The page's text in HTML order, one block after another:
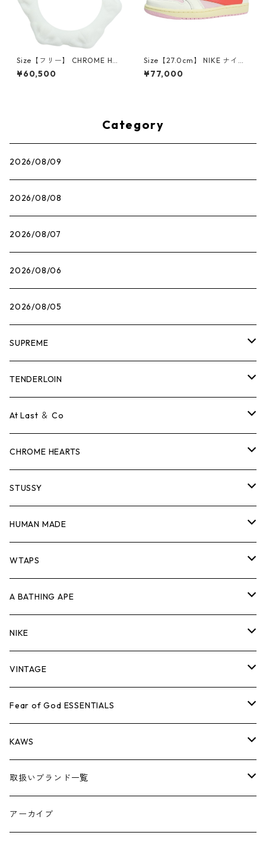
Size【フリー】 CHROME HEA
RTS クロム・ハーツ CH Cross
SINGLE Hoop Earring WHITE
¥60,500
Size【27.0cm】 NIKE ナイキ
×Travis Scott AIR JORDAN 1
LOW OG SP Muslin/Shy Pink
¥77,000
Category
2026/08/09
2026/08/08
2026/08/07
2026/08/06
2026/08/05
SUPREME
Tシャツ
ロンTEE
スウェット/ニット
シャツ
ジャケット
パンツ
キャップ・ハット
バッグ
シューズ
小物
コラボレーション
×THE NORTH FACE
×COMME des GARCONS
シーズンアイテム
26SS
BOX LOGOアイテム
TENDERLOIN
Tシャツ
ロンTEE
スウェット/ニット
シャツ
ジャケット
パンツ
キャップ・ハット
バッグ
シューズ
小物
At Last ＆ Co
Tシャツ
ロンTEE
スウェット/ニット
シャツ
ジャケット
パンツ
キャップ・ハット
バッグ
シューズ
小物
CHROME HEARTS
Tシャツ
ロンTEE
スウェット/ニット
シャツ
ジャケット
パンツ
キャップ・ハット
バッグ
シューズ
小物
STUSSY
Tシャツ
ロンTEE
スウェット/ニット
シャツ
ジャケット
パンツ
キャップ・ハット
バッグ
シューズ
HUMAN MADE
Tシャツ
ロンT
スウェット/ニット
シャツ
ジャケット
パンツ
キャップ
バッグ
WTAPS
Tシャツ
ロンTEE
スウェット/ニット
シャツ
ジャケット
パンツ
キャップ・ハット
A BATHING APE
Tシャツ
ロンTEE
スウェット/ニット
シャツ
ジャケット
パンツ
NIKE
シューズ
AIR JORDAN 1
AIR JORDAN 3
アパレル・小物
VINTAGE
Tシャツ
ロンTEE
スウェット/ニット
ジャケット
Fear of God ESSENTIALS
Tシャツ
ロンTEE
スウェット/ニット
KAWS
アパレル
小物
取扱いブランド一覧
A
アーカイブ